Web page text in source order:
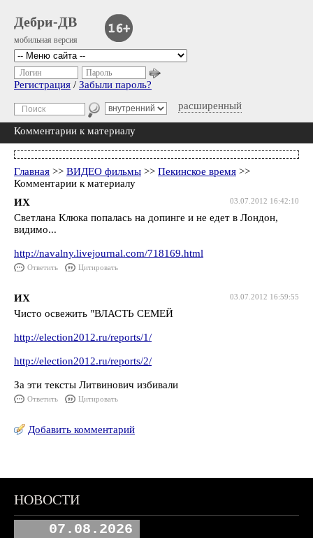
Дебри-ДВ
мобильная версия
расширенный
Логин Пароль
Регистрация / Забыли пароль?
Комментарии к материалу
Главная >> ВИДЕО фильмы >> Пекинское время >>
Комментарии к материалу
03.07.2012 16:42:10
ИХ
Светлана Клюка попалась на допинге и не едет в Лондон,
видимо...
http://navalny.livejournal.com/718169.html
Ответить Цитировать
03.07.2012 16:59:55
ИХ
Чисто освежить "ВЛАСТЬ СЕМЕЙ
http://election2012.ru/reports/1/
http://election2012.ru/reports/2/
За эти тексты Литвинович избивали
Ответить Цитировать
Добавить комментарий
НОВОСТИ
07.08.2026